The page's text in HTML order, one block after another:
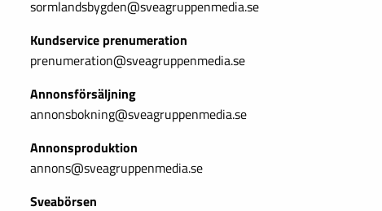
sormlandsbygden@sveagruppenmedia.se
Kundservice prenumeration
prenumeration@sveagruppenmedia.se
Annonsförsäljning
annonsbokning@sveagruppenmedia.se
Annonsproduktion
annons@sveagruppenmedia.se
Sveabörsen